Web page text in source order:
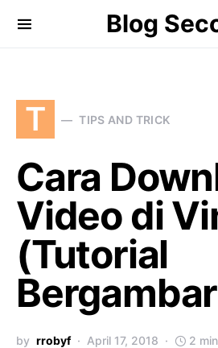
Blog
T TIPS AND TRICK
Cara
Video di
(Tutorial
by rrobyf April 17, 2018 2